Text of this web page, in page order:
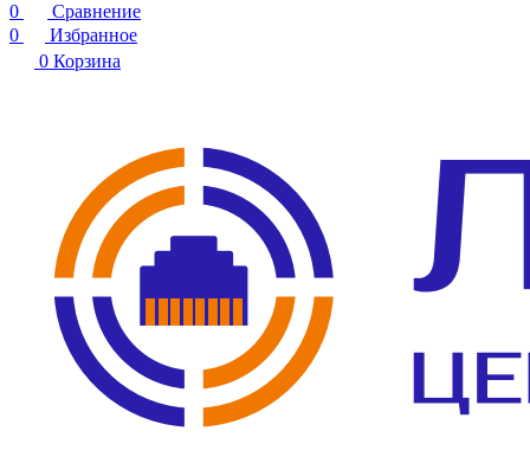
0
Сравнение
0
Избранное
0 Корзина